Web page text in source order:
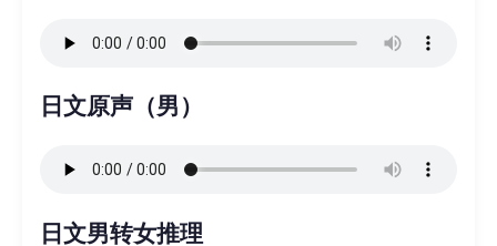
日文原声（男）
日文男转女推理